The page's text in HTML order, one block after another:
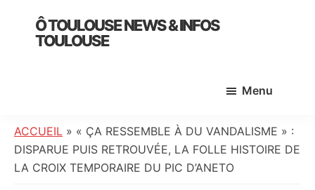
primary
Ô TOULOUSE NEWS & INFOS
TOULOUSE
:
info
locale,
Menu
ACCUEIL » « ÇA RESSEMBLE À DU VANDALISME » :
DISPARUE PUIS RETROUVÉE, LA FOLLE HISTOIRE DE
LA CROIX TEMPORAIRE DU PIC D’ANETO